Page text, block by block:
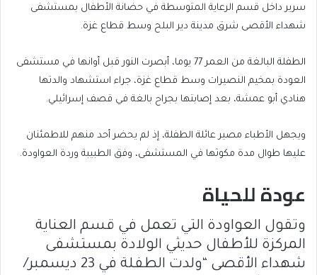
سرير داخل قسم الرعاية المتوسطة في حضانة الأطفال بمستشفى
شهداء الأقصى شرق مدينة دير البلح وسط قطاع غزة.
الطفلة البالغة من العمر 77 يوما، أبصرت النور قبل أوانها في مستشفى
العودة بمخيم النصيرات وسط قطاع غزة، جراء استشهاد والدتها
هنادي أبو عمشة، بعد إصابتها بجراح بالغة في قصف إسرائيلي.
ويجهل الأطباء مصير عائلة الطفلة، إذ لم يحضر أحد منهم للاطمئنان
عليها طوال مدة مكوثها في المستشفى، وفق الطبيبة وردة العواودة.
عودة للحياة
وتقول العواودة التي تعمل في قسم العناية
المركزة للأطفال حديثي الولادة بمستشفى
شهداء الأقصى “ولدت الطفلة في 23 ديسمبر/